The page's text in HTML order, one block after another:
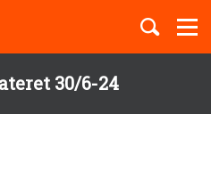
30/6-24
Børnebøger